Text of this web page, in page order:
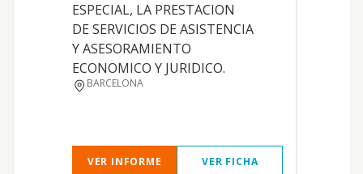
ESPECIAL, LA PRESTACION
DE SERVICIOS DE ASISTENCIA
Y ASESORAMIENTO
ECONOMICO Y JURIDICO.
BARCELONA
VER INFORME VER FICHA